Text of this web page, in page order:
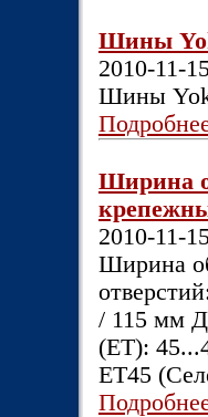
Шины
2010-11-
Шины
Ширина
2010-11-
Ширина
/ 115 мм
(ET):
ET45